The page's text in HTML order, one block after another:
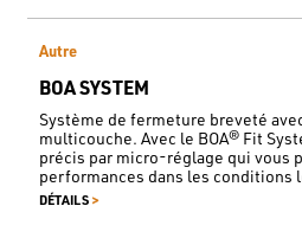
Autre
BOA SYSTEM
Système de fermeture breveté
multicouche. Avec le BOA® Fit
précis par micro-réglage qui vous
performances dans les conditions
DÉTAILS >